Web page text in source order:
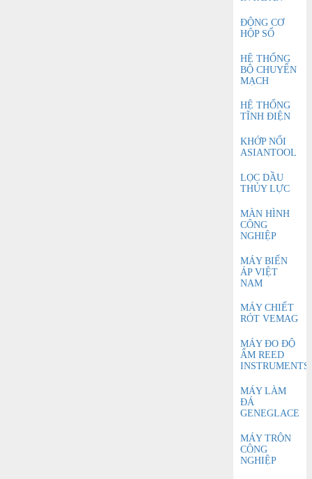
ĐỘNG CƠ
HỘP SỐ
HỆ THỐNG
BỘ CHUYỂN
MẠCH
HỆ THỐNG
TĨNH ĐIỆN
KHỚP NỐI
ASIANTOOL
LỌC DẦU
THỦY LỰC
MÀN HÌNH
CÔNG
NGHIỆP
MÁY BIẾN
ÁP VIỆT
NAM
MÁY CHIẾT
RÓT VEMAG
MÁY ĐO ĐỘ
ẨM REED
INSTRUMENTS
MÁY LÀM
ĐÁ
GENEGLACE
MÁY TRỘN
CÔNG
NGHIỆP